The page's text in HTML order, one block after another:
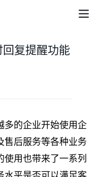
复提醒功能
多的企业开始使用企
售后服务等各种业务
用也带来了一系列